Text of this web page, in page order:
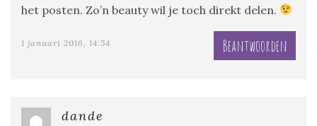
het posten. Zo’n beauty wil je toch direkt delen.
1 januari 2016, 14:54 Beantwoorden
dande